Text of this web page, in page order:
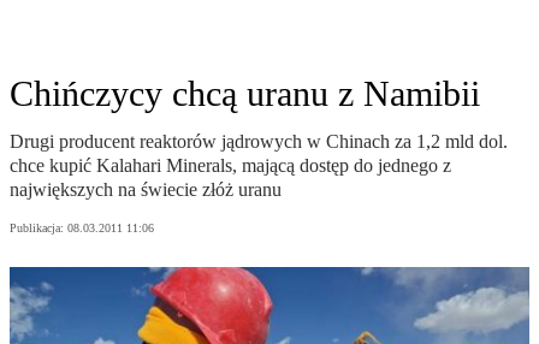
Chińczycy chcą uranu z Namibii
Drugi producent reaktorów jądrowych w Chinach za 1,2 mld dol.
chce kupić Kalahari Minerals, mającą dostęp do jednego z
największych na świecie złóż uranu
Publikacja: 08.03.2011 11:06